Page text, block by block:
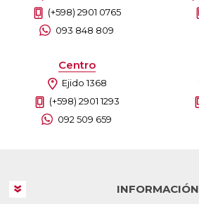
(+598) 2901 0765
093 848 809
Centro
Ejido 1368
(+598) 2901 1293
092 509 659
INFORMACIÓN